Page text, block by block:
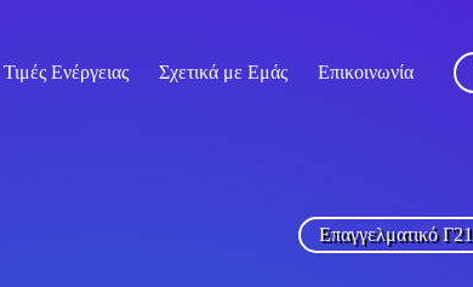
Τιμές Ενέργειας Σχετικά με Εμάς Επικοινωνία
Επαγγελματικό Γ21